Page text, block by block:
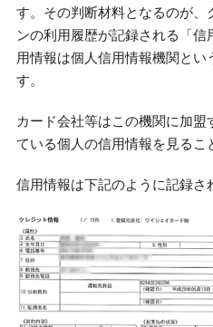
す。その判断材料となるのが
ンの利用履歴が記録される「
用情報は個人信用情報機関とい
す。
カード会社等はこの機関に加
ている個人の信用情報を見るこ
信用情報は下記のように記録さ